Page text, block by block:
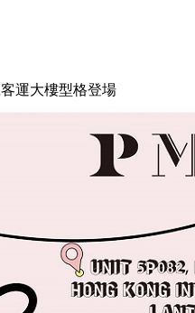
運大樓型格登場